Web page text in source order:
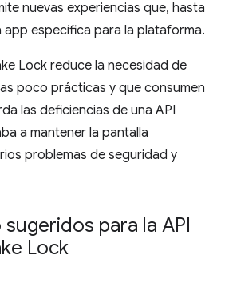
nuevas experiencias que, hasta
app específica para la plataforma.
Lock reduce la necesidad de
poco prácticas y que consumen
las deficiencias de una API
a mantener la pantalla
problemas de seguridad y
para la API
Lock